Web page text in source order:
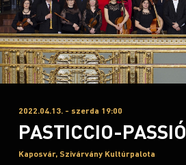
2022.04.13. - szerda 19:00
PASTICCIO-PASSIÓ
Kaposvár, Szivárvány Kultúrpalota